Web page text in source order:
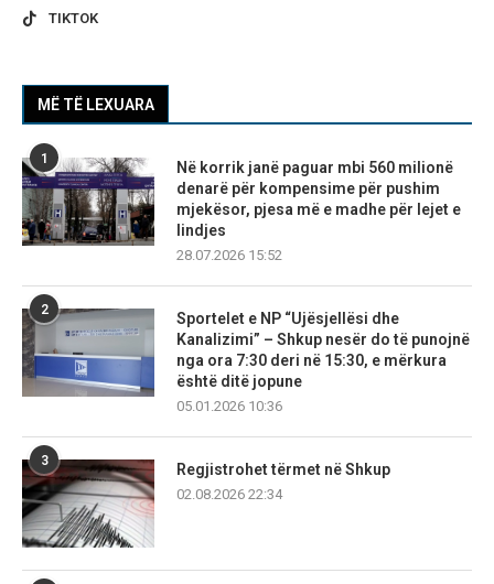
TIKTOK
MË TË LEXUARA
1
Në korrik janë paguar mbi 560 milionë
denarë për kompensime për pushim
mjekësor, pjesa më e madhe për lejet e
lindjes
28.07.2026 15:52
2
Sportelet e NP “Ujësjellësi dhe
Kanalizimi” – Shkup nesër do të punojnë
nga ora 7:30 deri në 15:30, e mërkura
është ditë jopune
05.01.2026 10:36
3
Regjistrohet tërmet në Shkup
02.08.2026 22:34